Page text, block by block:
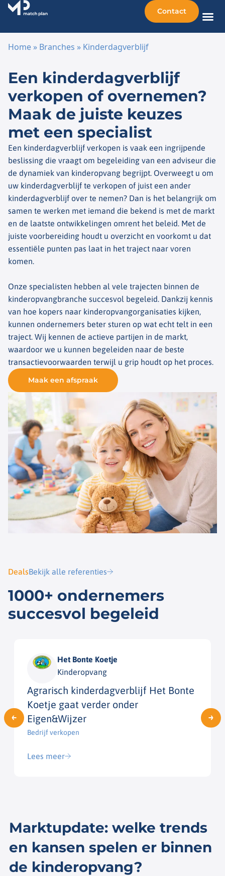
Contact
Home » Branches » Kinderdagverblijf
Een kinderdagverblijf
verkopen of overnemen?
Maak de juiste keuzes
met een specialist
Een kinderdagverblijf verkopen is vaak een ingrijpende
beslissing die vraagt om begeleiding van een adviseur die
de dynamiek van kinderopvang begrijpt. Overweegt u om
uw kinderdagverblijf te verkopen of juist een ander
kinderdagverblijf over te nemen? Dan is het belangrijk om
samen te werken met iemand die bekend is met de markt
en de laatste ontwikkelingen omrent het beleid. Met de
juiste voorbereiding houdt u overzicht en voorkomt u dat
essentiële punten pas laat in het traject naar voren
komen.
Onze specialisten hebben al vele trajecten binnen de
kinderopvangbranche succesvol begeleid. Dankzij kennis
van hoe kopers naar kinderopvangorganisaties kijken,
kunnen ondernemers beter sturen op wat echt telt in een
traject. Wij kennen de actieve partijen in de markt,
waardoor we u kunnen begeleiden naar de beste
transactievoorwaarden terwijl u grip houdt op het proces.
Maak een afspraak
DealsBekijk alle referenties
1000+ ondernemers
succesvol begeleid
Het Bonte Koetje
Kinderopvang
Agrarisch kinderdagverblijf Het Bonte
Koetje gaat verder onder
Eigen&Wijzer
Bedrijf verkopen​
Lees meer
Marktupdate: welke trends
en kansen spelen er binnen
de kinderopvang?